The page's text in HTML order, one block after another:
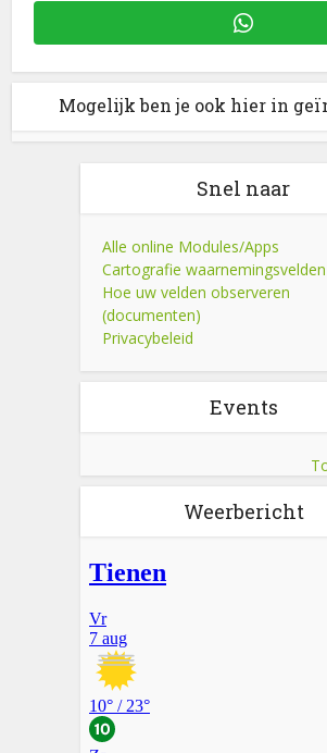
Mogelijk ben je ook hier in
Snel naar
Alle online Modules/Apps
Cartografie waarnemingsvelden
Hoe uw velden observeren
(documenten)
Privacybeleid
Events
Weerbericht